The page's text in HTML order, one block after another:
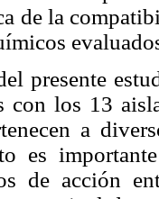
de la
presente
con los 13
a
es
de acción